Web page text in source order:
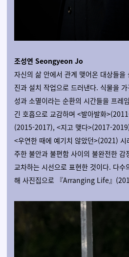
조성연 Seongyeon Jo
자신의 삶 안에서 관계 맺어온 대상들을
진과 설치 작업으로 드러낸다. 식물을
성과 소멸이라는 순환의 시간들을 프레
긴 호흡으로 교감하며 <발아발화
(2015-2017), <지고 맺다>(2017-
<우연한 때에 예기치 않았던>(2021) 시
주한 불안과 불편함 사이의 불완전한 감
교차하는 시선으로 표현한 것이다. 다수
해 사진집으로 『Arranging Life』